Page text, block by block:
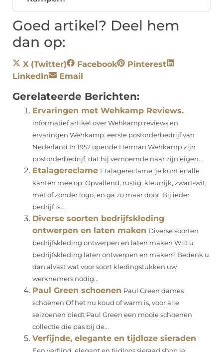
Goed artikel? Deel hem
dan op:
X (Twitter) Facebook
Pinterest
LinkedIn
Email
Gerelateerde Berichten:
Ervaringen met Wehkamp Reviews.
informatief artikel over Wehkamp reviews en
ervaringen Wehkamp: eerste postorderbedrijf van
Nederland In 1952 opende Herman Wehkamp zijn
postorderbedrijf, dat hij vernoemde naar zijn eigen...
Etalagereclame Etalagereclame: je kunt er alle
kanten mee op. Opvallend, rustig, kleurrijk, zwart-wit,
met of zonder logo, en ga zo maar door. Bij ieder
bedrijf is...
Diverse soorten bedrijfskleding
ontwerpen en laten maken Diverse soorten
bedrijfskleding ontwerpen en laten maken Wilt u
bedrijfskleding laten ontwerpen en maken? Bedenk u
dan alvast wat voor soort kledingstukken uw
werknemers nodig...
Paul Green schoenen Paul Green dames
schoenen Of het nu koud of warm is, voor alle
seizoenen biedt Paul Green een mooie schoenen
collectie die pas bij de...
Verfijnde, elegante en tijdloze sieraden